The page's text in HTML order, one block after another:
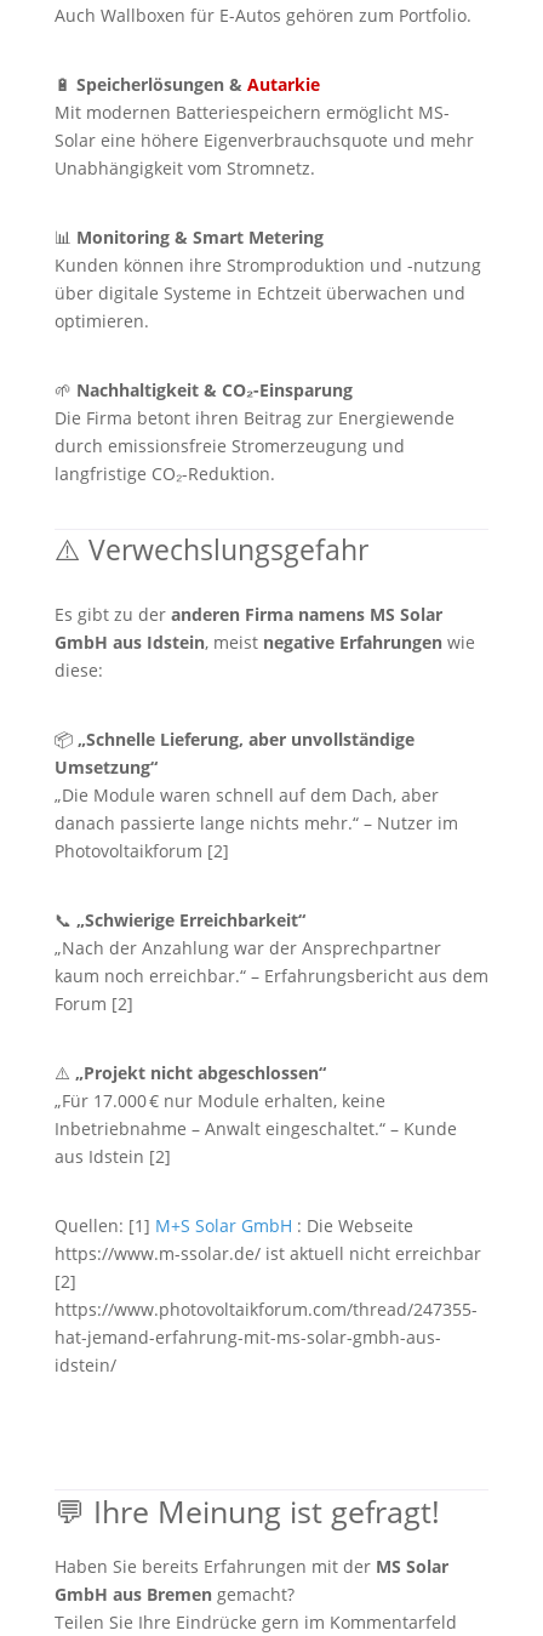
Auch Wallboxen für E-Autos gehören zum Portfolio.
🔋 Speicherlösungen & Autarkie
Mit modernen Batteriespeichern ermöglicht MS-
Solar eine höhere Eigenverbrauchsquote und mehr
Unabhängigkeit vom Stromnetz.
📊 Monitoring & Smart Metering
Kunden können ihre Stromproduktion und -nutzung
über digitale Systeme in Echtzeit überwachen und
optimieren.
🌱 Nachhaltigkeit & CO₂-Einsparung
Die Firma betont ihren Beitrag zur Energiewende
durch emissionsfreie Stromerzeugung und
langfristige CO₂-Reduktion.
⚠️ Verwechslungsgefahr
Es gibt zu der anderen Firma namens MS Solar
GmbH aus Idstein, meist negative Erfahrungenwie
diese:
📦 „Schnelle Lieferung, aber unvollständige
Umsetzung“
„Die Module waren schnell auf dem Dach, aber
danach passierte lange nichts mehr.“ – Nutzer im
Photovoltaikforum [2]
📞 „Schwierige Erreichbarkeit“
„Nach der Anzahlung war der Ansprechpartner
kaum noch erreichbar.“ – Erfahrungsbericht aus dem
Forum [2]
⚠️ „Projekt nicht abgeschlossen“
„Für 17.000 € nur Module erhalten, keine
Inbetriebnahme – Anwalt eingeschaltet.“ – Kunde
aus Idstein [2]
Quellen: [1] M+S Solar GmbH : Die Webseite
https://www.m-ssolar.de/ ist aktuell nicht erreichbar
[2]
https://www.photovoltaikforum.com/thread/247355-
hat-jemand-erfahrung-mit-ms-solar-gmbh-aus-
idstein/
💬 Ihre Meinung ist gefragt!
Haben Sie bereits Erfahrungen mit der MS Solar
GmbH aus Bremengemacht?
Teilen Sie Ihre Eindrücke gern im Kommentarfeld